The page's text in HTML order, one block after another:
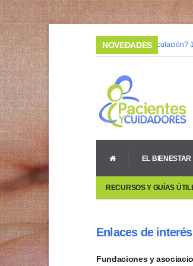
NOVEDADES
03/02/2015 |¿Mala circulación?
08/05/2014 |Vivir con heridas
EL BIENESTAR
RECURSOS Y GUÍAS
Enlaces de interés
Fundaciones y